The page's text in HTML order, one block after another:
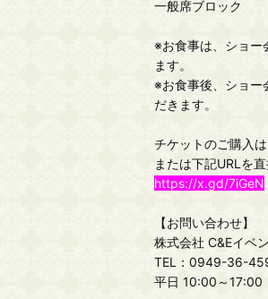
一般席ブロック
※お食事は、ショー
ます。
※お食事後、ショー
だきます。
チケットのご購入
または下記URLを
https://x.gd/7iGeN
【お問い合わせ】
株式会社 C&Eイベ
TEL：0949-36-
平日 10:00～17:00